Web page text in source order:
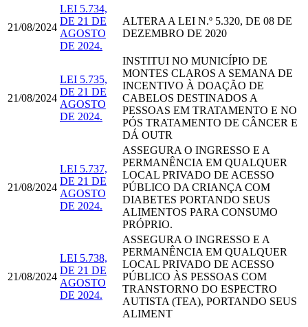
21/08/2024
LEI 5.734,
DE 21 DE
AGOSTO
DE 2024.
ALTERA A LEI N.º 5.320, DE 08 DE
DEZEMBRO DE 2020
21/08/2024
​​​​​​​LEI 5.735,
DE 21 DE
AGOSTO
DE 2024.
INSTITUI NO MUNICÍPIO DE
MONTES CLAROS A SEMANA DE
INCENTIVO À DOAÇÃO DE
CABELOS DESTINADOS A
PESSOAS EM TRATAMENTO E NO
PÓS TRATAMENTO DE CÂNCER E
DÁ OUTR
21/08/2024
​​​​​​​LEI 5.737,
DE 21 DE
AGOSTO
DE 2024.
ASSEGURA O INGRESSO E A
PERMANÊNCIA EM QUALQUER
LOCAL PRIVADO DE ACESSO
PÚBLICO DA CRIANÇA COM
DIABETES PORTANDO SEUS
ALIMENTOS PARA CONSUMO
PRÓPRIO.
21/08/2024
​​​​​​​LEI 5.738,
DE 21 DE
AGOSTO
DE 2024.
ASSEGURA O INGRESSO E A
PERMANÊNCIA EM QUALQUER
LOCAL PRIVADO DE ACESSO
PÚBLICO ÀS PESSOAS COM
TRANSTORNO DO ESPECTRO
AUTISTA (TEA), PORTANDO SEUS
ALIMENT